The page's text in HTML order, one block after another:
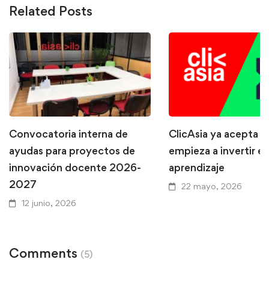
Related Posts
Convocatoria interna de
ayudas para proyectos de
innovación docente 2026-
2027
12 junio, 2026
ClicAsia ya acepta
empieza a invertir
aprendizaje
22 mayo, 2026
Comments (5)